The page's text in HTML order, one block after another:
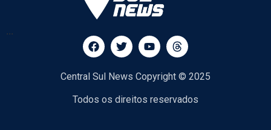
...
Central Sul News Copyright © 2025
Todos os direitos reservados